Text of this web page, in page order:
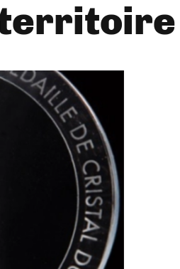
territoire